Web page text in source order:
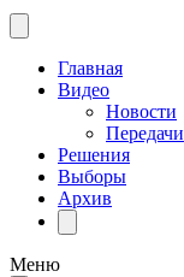
Главная
Видео
Новости
Передачи
Решения
Выборы
Архив
Меню